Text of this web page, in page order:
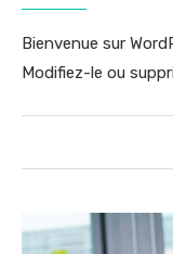
Bienvenue sur
Modifiez-le ou